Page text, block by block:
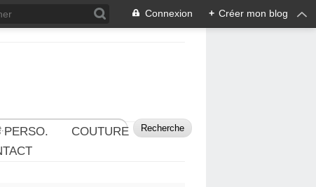
Connexion + Créer mon blog
PERSO.
COUTURE